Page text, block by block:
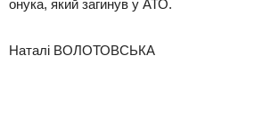
онука, який загинув у АТО.
Наталі ВОЛОТОВСЬКА